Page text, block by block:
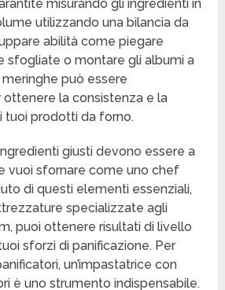
misurando gli ingredienti in
utilizzando una bilancia da
abilità come piegare
sfogliate o montare gli albumi a
può essere
la consistenza e la
tuoi prodotti da forno.
giusti devono essere a
vuoi sfornare come uno chef
di questi elementi essenziali,
specializzate agli
puoi ottenere risultati di livello
sforzi di panificazione. Per
un’impastatrice con
è uno strumento indispensabile.